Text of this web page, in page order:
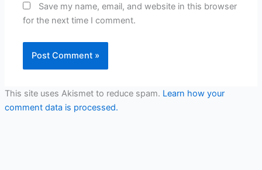
Save my name, email, and website in this browser
for the next time I comment.
This site uses Akismet to reduce spam. Learn how your
comment data is processed.